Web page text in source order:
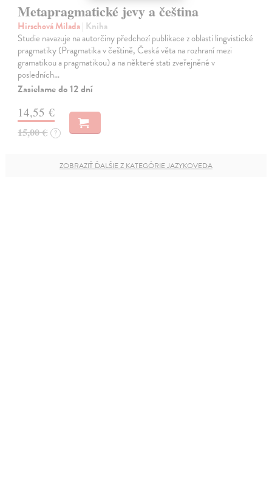
Metapragmatické jevy a čeština
Hirschová Milada| Kniha
Studie navazuje na autorčiny předchozí publikace z oblasti lingvistické
pragmatiky (Pragmatika v češtině, Česká věta na rozhraní mezi
gramatikou a pragmatikou) a na některé stati zveřejněné v
posledních…
Zasielame do 12 dní
14,55 €
15,00 € ?
ZOBRAZIŤ ĎALŠIE Z KATEGÓRIE JAZYKOVEDA